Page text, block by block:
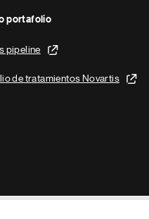
portafolio
pipeline
de tratamientos Novartis
Search